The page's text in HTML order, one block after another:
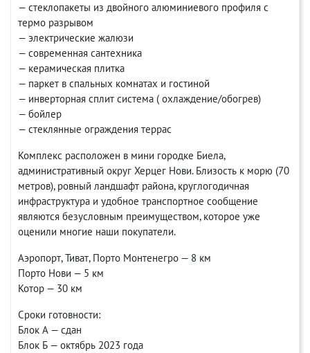
— стеклопакеты из двойного алюминиевого профиля с
термо разрывом
— электрические жалюзи
— современная сантехника
— керамическая плитка
— паркет в спальных комнатах и гостиной
— инверторная сплит система ( охлаждение/обогрев)
— бойлер
— стеклянные ограждения террас
Комплекс расположен в мини городке Биела,
административный округ Херцег Нови. Близость к морю (70
метров), ровный ландшафт района, круглогодичная
инфраструктура и удобное транспортное сообщение
являются безусловным преимуществом, которое уже
оценили многие наши покупатели.
Аэропорт, Тиват, Порто Монтенегро — 8 км
Порто Нови — 5 км
Котор — 30 км
Сроки готовности:
Блок А — сдан
Блок Б — октябрь 2023 года